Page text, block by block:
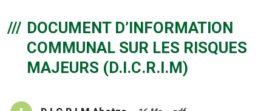
DOCUMENT D’INFORMATION
COMMUNAL SUR LES RISQUES
MAJEURS (D.I.C.R.I.M)